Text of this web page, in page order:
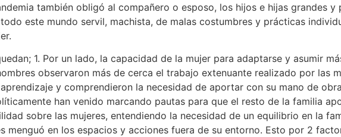
también obligó al compañero o esposo, los hijos e hijas grandes
este mundo servil, machista, de malas costumbres y prácticas
1. Por un lado, la capacidad de la mujer para adaptarse y asumir
observaron más de cerca el trabajo extenuante realizado por las
y comprendieron la necesidad de aportar con su mano de
han venido marcando pautas para que el resto de la familia
sobre las mujeres, entendiendo la necesidad de un equilibrio en la
menguó en los espacios y acciones fuera de su entorno. Esto por 2